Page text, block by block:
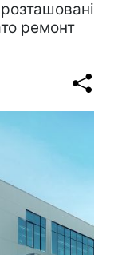
ремонт